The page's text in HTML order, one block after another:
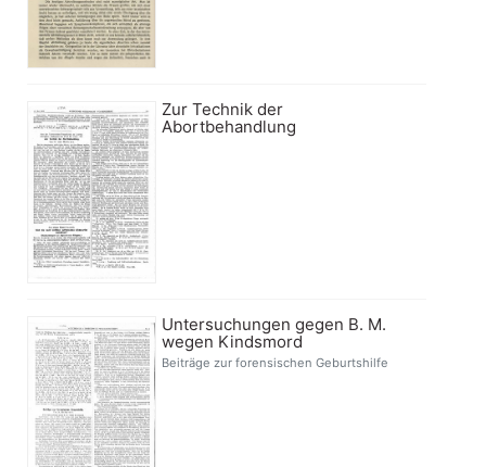
Zur Technik der
Abortbehandlung
Untersuchungen gegen B. M.
wegen Kindsmord
Beiträge zur forensischen Geburtshilfe